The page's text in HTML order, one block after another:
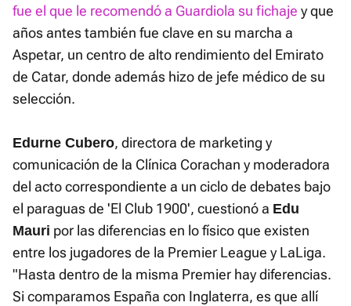
fue el que le recomendó a Guardiola su fichaje y que
años antes también fue clave en su marcha a
Aspetar, un centro de alto rendimiento del Emirato
de Catar, donde además hizo de jefe médico de su
selección.
Edurne Cubero, directora de marketing y
comunicación de la Clínica Corachan y moderadora
del acto correspondiente a un ciclo de debates bajo
el paraguas de 'El Club 1900', cuestionó a Edu
Mauri por las diferencias en lo físico que existen
entre los jugadores de la Premier League y LaLiga.
"Hasta dentro de la misma Premier hay diferencias.
Si comparamos España con Inglaterra, es que allí